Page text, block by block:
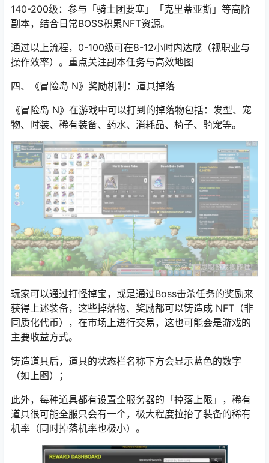
100-140级：优先完成「时间神殿」主线任务，转战「试
炼洞穴3」（星力55+）。
140-200级：参与「骑士团要塞」「克里蒂亚斯」等高阶
副本，结合日常BOSS积累NFT资源。
通过以上流程，0-100级可在8-12小时内达成（视职业与
四、《冒险岛N》奖励机制：道具掉落
《冒险岛 N》在游戏中可以打到的掉落物包括：发型、宠
物、时装、稀有装备、药水、消耗品、椅子、骑宠等。
玩家可以通过打怪掉宝，或是通过Boss击杀任务的奖励来
获得上述装备，这些掉落物、奖励都可以铸造成 NFT（非
同质化代币），在市场上进行交易，这也可能会是游戏的
主要收益方式。
铸造道具后，道具的状态栏名称下方会显示蓝色的数字
（如上图）；
此外，每种道具都有设置全服务器的「掉落上限」，稀有
道具很可能全服只会有一个，极大程度拉抬了装备的稀有